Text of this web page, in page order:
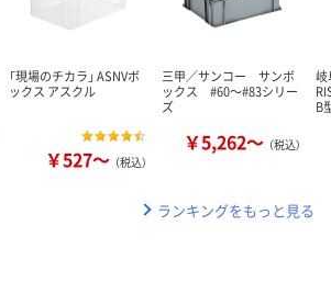
「現場のチカラ」 ASNVボ
ックス アスクル
￥527～ （税込）
三甲／サンコー サンボ
ックス #60～#83シリー
ズ
￥5,262～ （税込）
岐
B
ランキングをもっと見る